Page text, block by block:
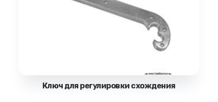
Ключ для регулировки схождения